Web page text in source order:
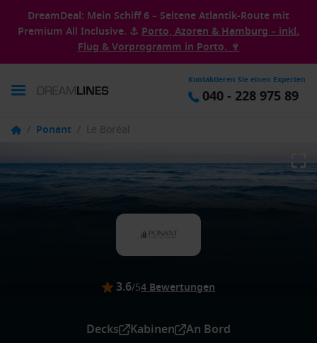
DreamDeal: Mein Schiff 6 – Seltene Atlantik-Route mit
Premium All Inclusive. ⚓ Porto, Azoren & Hamburg – inkl.
Flug & Vorprogramm in Porto. 🍷
Kontaktieren Sie einen Experten
040 - 228 975 89
/ Ponant / Le Boréal
3.6/54 Bewertungen
Decks Kabinen An Bord